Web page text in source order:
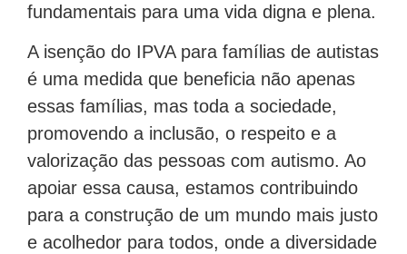
fundamentais para uma vida digna e plena.
A isenção do IPVA para famílias de autistas
é uma medida que beneficia não apenas
essas famílias, mas toda a sociedade,
promovendo a inclusão, o respeito e a
valorização das pessoas com autismo. Ao
apoiar essa causa, estamos contribuindo
para a construção de um mundo mais justo
e acolhedor para todos, onde a diversidade